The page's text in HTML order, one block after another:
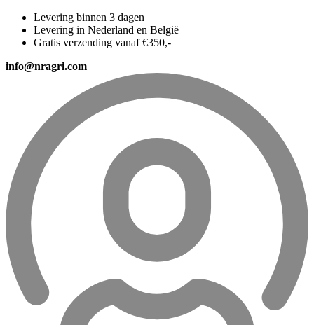
Levering binnen 3 dagen
Levering in Nederland en België
Gratis verzending vanaf €350,-
info@nragri.com